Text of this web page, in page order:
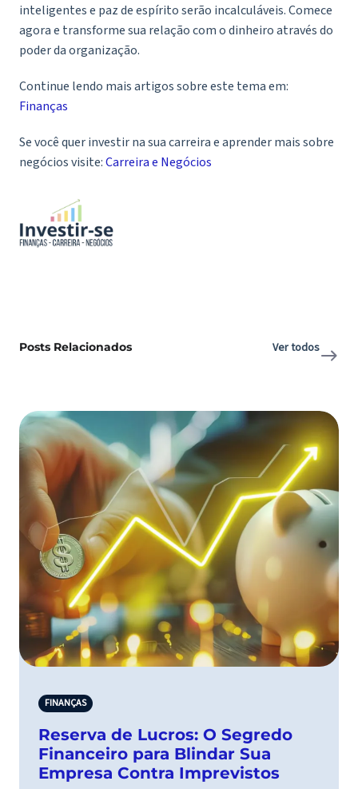
inteligentes e paz de espírito serão incalculáveis. Comece
agora e transforme sua relação com o dinheiro através do
poder da organização.
Continue lendo mais artigos sobre este tema em:
Finanças
Se você quer investir na sua carreira e aprender mais sobre
negócios visite:Carreira e Negócios
Posts Relacionados Ver todos
FINANÇAS
Reserva de Lucros: O Segredo
Financeiro para Blindar Sua
Empresa Contra Imprevistos